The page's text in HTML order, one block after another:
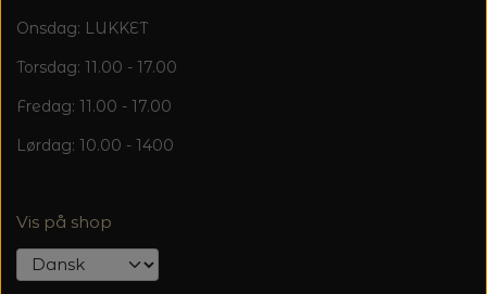
Onsdag: LUKKET
Torsdag: 11.00 - 17.00
Fredag: 11.00 - 17.00
Lørdag: 10.00 - 1400
Vis på shop